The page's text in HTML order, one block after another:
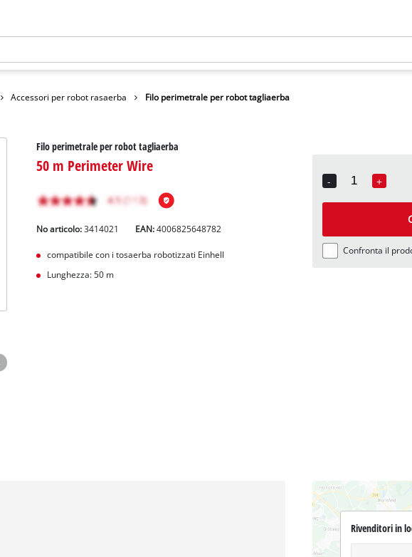
Accessori per robot rasaerba Filo perimetrale per robot tagliaerba
Filo perimetrale per robot tagliaerba
50 m Perimeter Wire
No articolo:3414021 EAN:4006825648782
compatibile con i tosaerba robotizzati Einhell
Lunghezza: 50 m
-
Quantity
+
Confronta il
Rivenditori in